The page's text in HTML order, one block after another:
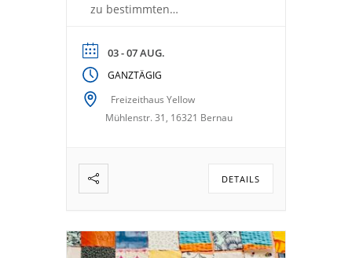
zu bestimmten
nutzen wir die Wochen
dazwischen zum Vor- &
Nachbereiten
03 - 07 AUG.
GANZTÄGIG
Freizeithaus Yellow
Mühlenstr. 31, 16321 Bernau
DETAILS